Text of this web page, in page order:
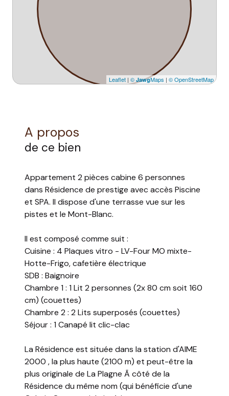
Leaflet | © JawgMaps | © OpenStreetMap
A propos
de ce bien
Appartement 2 pièces cabine 6 personnes
dans Résidence de prestige avec accès Piscine
et SPA. Il dispose d'une terrasse vue sur les
pistes et le Mont-Blanc.
Il est composé comme suit :
Cuisine : 4 Plaques vitro - LV-Four MO mixte-
Hotte-Frigo, cafetière électrique
SDB : Baignoire
Chambre 1 : 1 Lit 2 personnes (2x 80 cm soit 160
cm) (couettes)
Chambre 2 : 2 Lits superposés (couettes)
Séjour : 1 Canapé lit clic-clac
La Résidence est située dans la station d'AIME
2000 , la plus haute (2100 m) et peut-être la
plus originale de La Plagne Ã côté de la
Résidence du même nom (qui bénéficie d'une